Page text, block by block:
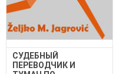
СУДЕБНЫЙ
ПЕРЕВОДЧИК И